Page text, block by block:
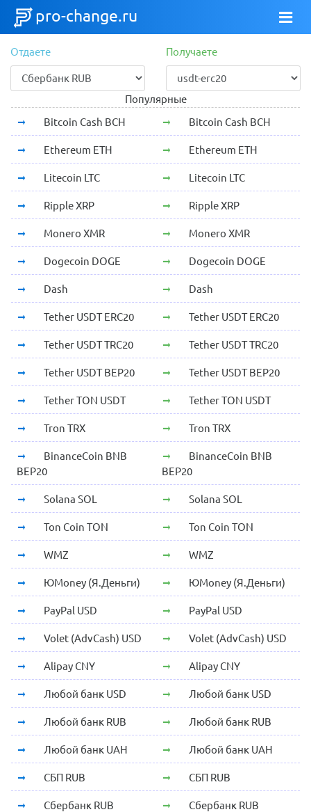
pro-change.ru
Отдаете Получаете
Популярные
Bitcoin Cash BCH
Bitcoin Cash BCH
Ethereum ETH Ethereum ETH
Litecoin LTC Litecoin LTC
Ripple XRP Ripple XRP
Monero XMR Monero XMR
Dogecoin DOGE Dogecoin DOGE
Dash Dash
Tether USDT ERC20 Tether USDT ERC20
Tether USDT TRC20 Tether USDT TRC20
Tether USDT BEP20 Tether USDT BEP20
Tether TON USDT Tether TON USDT
Tron TRX Tron TRX
BinanceCoin BNB
BEP20
BinanceCoin BNB
BEP20
Solana SOL Solana SOL
Ton Coin TON Ton Coin TON
WMZ WMZ
ЮMoney (Я.Деньги) ЮMoney (Я.Деньги)
PayPal USD PayPal USD
Volet (AdvCash) USD Volet (AdvCash) USD
Alipay CNY Alipay CNY
Любой банк USD Любой банк USD
Любой банк RUB Любой банк RUB
Любой банк UAH Любой банк UAH
СБП RUB СБП RUB
Сбербанк RUB Сбербанк RUB